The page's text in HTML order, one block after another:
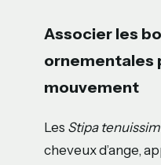
Associer les
ornementales
mouvement
Les Stipa
cheveux d’ange,